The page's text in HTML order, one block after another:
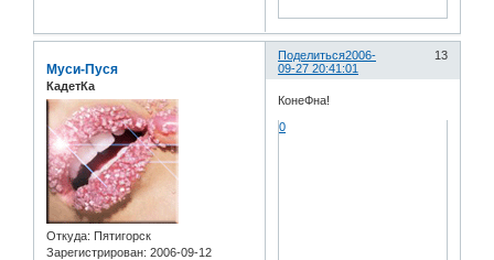
Поделиться 13
2006-
09-27 20:41:01
Муси-Пуся
КадетКа
Откуда: Пятигорск
Зарегистрирован: 2006-09-12
КонеФна!
0